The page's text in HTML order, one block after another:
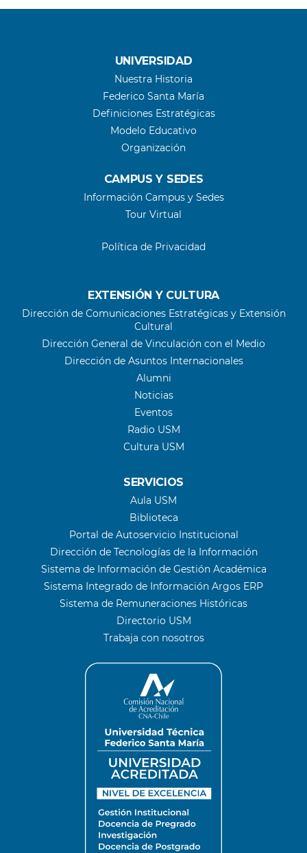
los
del
Instituto
3IE
en
una
ceremonia
cargada
de
y
reconocimientos”
UNIVERSIDAD
Nuestra Historia
Federico Santa María
Definiciones Estratégicas
Modelo Educativo
Organización
CAMPUS Y SEDES
Información Campus y Sedes
Tour Virtual
Política de Privacidad
EXTENSIÓN Y CULTURA
Dirección de Comunicaciones Estratégicas y Extensión
Cultural
Dirección General de Vinculación con el Medio
Dirección de Asuntos Internacionales
Alumni
Noticias
Eventos
Radio USM
Cultura USM
SERVICIOS
Aula USM
Biblioteca
Portal de Autoservicio Institucional
Dirección de Tecnologías de la Información
Sistema de Información de Gestión Académica
Sistema Integrado de Información Argos ERP
Sistema de Remuneraciones Históricas
Directorio USM
Trabaja con nosotros